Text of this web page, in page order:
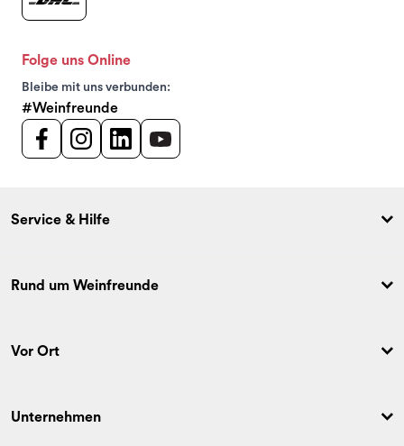
Folge uns Online
Bleibe mit uns verbunden:
#Weinfreunde
Service & Hilfe
Rund um Weinfreunde
Vor Ort
Unternehmen